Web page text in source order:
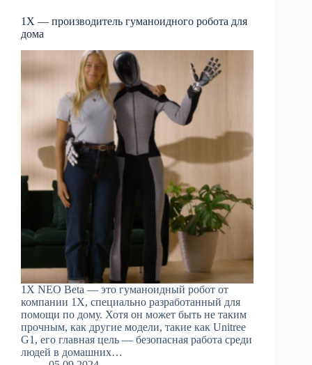
1X — производитель гуманоидного робота для
дома
1X NEO Beta — это гуманоидный робот от
компании 1X, специально разработанный для
помощи по дому. Хотя он может быть не таким
прочным, как другие модели, такие как Unitree
G1, его главная цель — безопасная работа среди
людей в домашних…